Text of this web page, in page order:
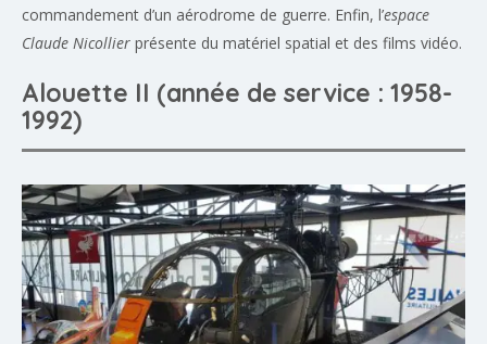
commandement d’un aérodrome de guerre. Enfin, l’espace
Claude Nicollier présente du matériel spatial et des films vidéo.
Alouette II (année de service : 1958-
1992)